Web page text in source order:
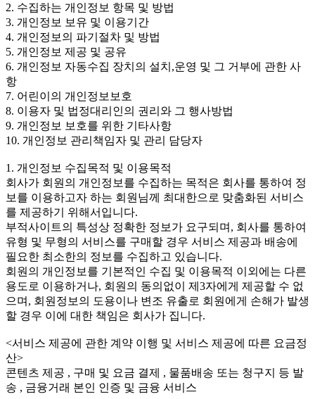
2. 수집하는 개인정보 항목 및 방법
3. 개인정보 보유 및 이용기간
4. 개인정보의 파기절차 및 방법
5. 개인정보 제공 및 공유
6. 개인정보 자동수집 장치의 설치,운영 및 그 거부에 관한 사
항
7. 어린이의 개인정보보호
8. 이용자 및 법정대리인의 권리와 그 행사방법
9. 개인정보 보호를 위한 기타사항
10. 개인정보 관리책임자 및 관리 담당자
1. 개인정보 수집목적 및 이용목적
회사가 회원의 개인정보를 수집하는 목적은 회사를 통하여 정
보를 이용하고자 하는 회원님께 최대한으로 맞춤화된 서비스
를 제공하기 위해서입니다.
부적사이트의 특성상 정확한 정보가 요구되며, 회사를 통하여
유형 및 무형의 서비스를 구매할 경우 서비스 제공과 배송에
필요한 최소한의 정보를 수집하고 있습니다.
회원의 개인정보를 기본적인 수집 및 이용목적 이외에는 다른
용도로 이용하거나, 회원의 동의없이 제3자에게 제공할 수 없
으며, 회원정보의 도용이나 변조 유출로 회원에게 손해가 발생
할 경우 이에 대한 책임은 회사가 집니다.
<서비스 제공에 관한 계약 이행 및 서비스 제공에 따른 요금정
산>
콘텐츠 제공 , 구매 및 요금 결제 , 물품배송 또는 청구지 등 발
송 , 금융거래 본인 인증 및 금융 서비스